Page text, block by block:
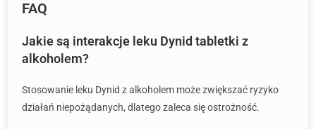
FAQ
Jakie są interakcje leku Dynid tabletki z
alkoholem?
Stosowanie leku Dynid z alkoholem może zwiększać ryzyko
działań niepożądanych, dlatego zaleca się ostrożność.